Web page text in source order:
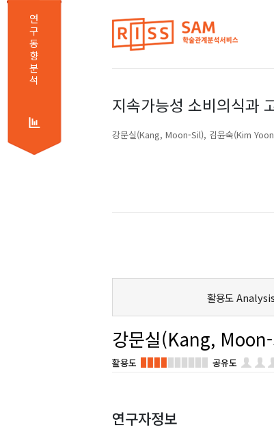
연
구
동
향
분
석
지속가능성 소비의식과
강문실(Kang, Moon-Sil) 김윤숙(Kim
활용도 Analysis
강문실(Kang,
활용도 공유도
연구자정보